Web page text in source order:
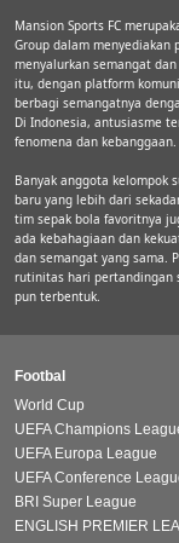
Mansion Sports FC
Group dalam
menyalurkan semangat
itu, dengan platform
berbagi semangatnya
Di Indonesia, antusiasme
fenomena dan kebanggaan.
Banyak anggota kelompok
baru yang lebih dari
tim sepak bola favoritnya
ada kebahagiaan dan
dan semangat yang sama.
rutinitas hari pertandingan
pun terbentuk.
Footbal
World Cup
UEFA Champions
UEFA Europa League
UEFA Conference
BRI Super League
ENGLISH PREMIER